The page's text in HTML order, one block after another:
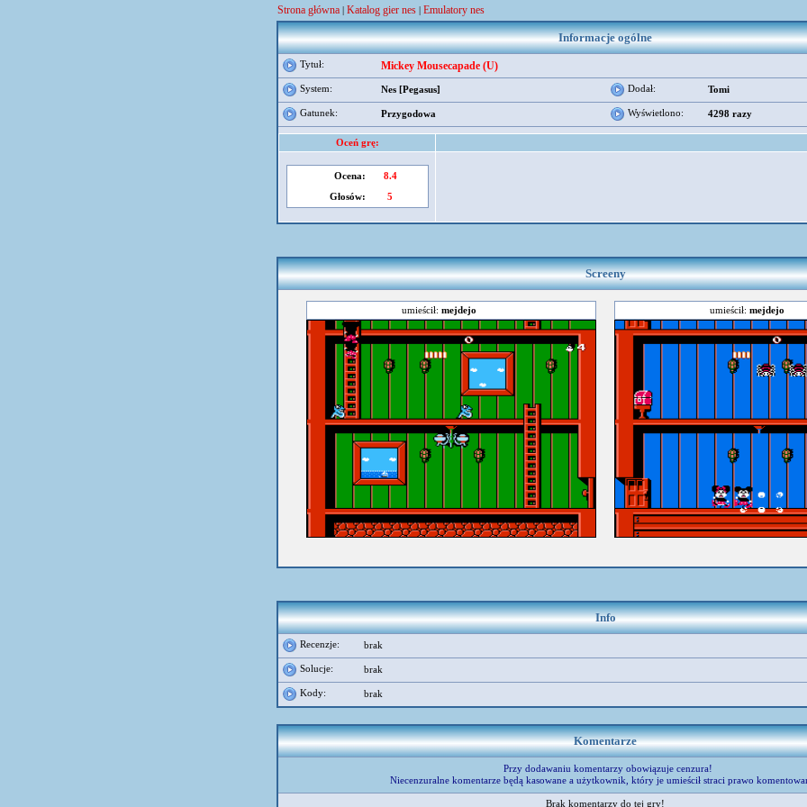
Strona główna | Katalog gier nes | Emulatory nes
Informacje ogólne
Tytuł: Mickey Mousecapade (U)
System: Nes [Pegasus] Dodał: Tomi
Gatunek: Przygodowa Wyświetlono: 4298 razy
Oceń grę:
Ocena:
8.4
Głosów:
5
Screeny
umieścił: mejdejo umieścił: mejdejo
Info
Recenzje: brak
Solucje: brak
Kody: brak
Komentarze
Przy dodawaniu komentarzy obowiązuje cenzura!
Niecenzuralne komentarze będą kasowane a użytkownik, który je umieścił straci prawo
Brak komentarzy do tej gry!